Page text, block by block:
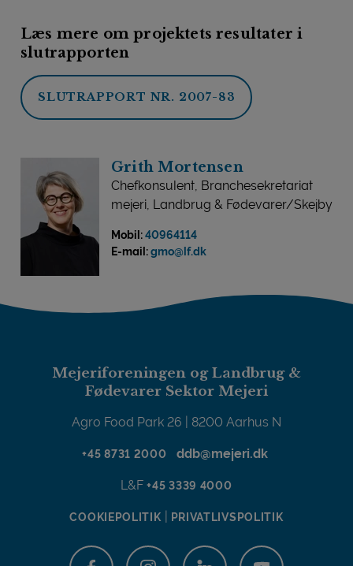
Læs mere om projektets resultater i
slutrapporten
SLUTRAPPORT NR. 2007-83
Grith Mortensen
Chefkonsulent, Branchesekretariat
mejeri, Landbrug & Fødevarer/Skejby
Mobil:40964114
E-mail:gmo@lf.dk
Mejeriforeningen og Landbrug &
Fødevarer Sektor Mejeri
Agro Food Park 26 | 8200 Aarhus N
+45 8731 2000 ddb@mejeri.dk
L&F+45 3339 4000
COOKIEPOLITIK PRIVATLIVSPOLITIK